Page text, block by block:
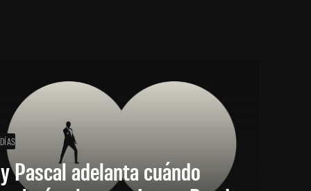
Pascal adelanta cuándo